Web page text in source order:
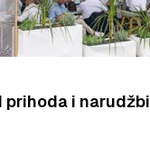
prihoda i narudžbi